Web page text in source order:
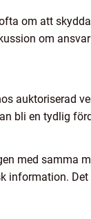
om att
om
auktoriserad
bli en tydlig
med samma
information.